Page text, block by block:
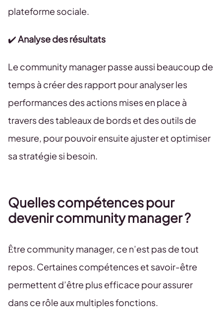
plateforme sociale.
✔️Analyse des résultats
Le community manager passe aussi beaucoup de
temps à créer des rapport pour analyser les
performances des actions mises en place à
travers des tableaux de bords et des outils de
mesure, pour pouvoir ensuite ajuster et optimiser
sa stratégie si besoin.
Quelles compétences pour
devenir community manager ?
Être community manager, ce n’est pas de tout
repos. Certaines compétences et savoir-être
permettent d’être plus efficace pour assurer
dans ce rôle aux multiples fonctions.